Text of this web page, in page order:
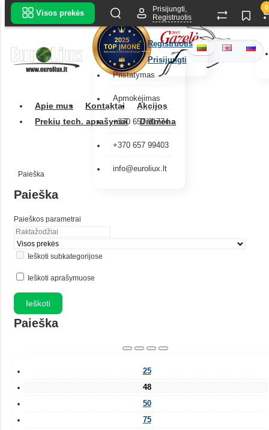
Pristatymas
Apmokėjimas
+370 657 91774
+370 657 99403
info@euroliux.lt
Apie mus Kontaktai
Akcijos
Prekių tech. aprašymai
Didmena
Visos prekės
Prisijungti,
Registruotis
Registruotis
Prisijungti
0
Paieška
Paieška
Paieškos parametrai
Ieškoti subkategorijose
Ieškoti aprašymuose
Paieška
25
48
50
75